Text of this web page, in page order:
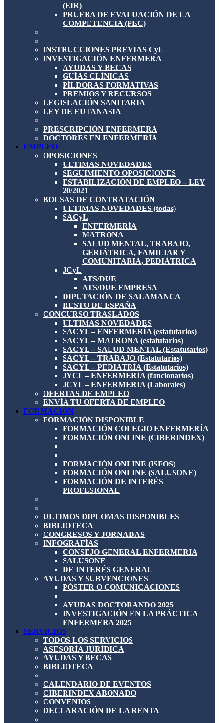
(EIR)
PRUEBA DE EVALUACIÓN DE LA
COMPETENCIA (PEC)
INSTRUCCIONES PREVIAS CyL
INVESTIGACIÓN ENFERMERA
AYUDAS Y BECAS
GUÍAS CLÍNICAS
PÍLDORAS FORMATIVAS
PREMIOS Y RECURSOS
LEGISLACIÓN SANITARIA
LEY DE EUTANASIA
PRESCRIPCIÓN ENFERMERA
DOCTORES EN ENFERMERÍA
EMPLEO
OPOSICIONES
ULTIMAS NOVEDADES
SEGUIMIENTO OPOSICIONES
ESTABILIZACIÓN DE EMPLEO – LEY
20/2021
BOLSAS DE CONTRATACIÓN
ULTIMAS NOVEDADES (todas)
SACyL
ENFERMERÍA
MATRONA
SALUD MENTAL, TRABAJO,
GERIÁTRICA, FAMILIAR Y
COMUNITARIA, PEDIÁTRICA
JCyL
ATS/DUE
ATS/DUE EMPRESA
DIPUTACIÓN DE SALAMANCA
RESTO DE ESPAÑA
CONCURSO TRASLADOS
ULTIMAS NOVEDADES
SACYL – ENFERMERÍA (estatutarios)
SACYL – MATRONA (estatutarios)
SACYL – SALUD MENTAL (Estatutarios)
SACYL – TRABAJO (Estatutarios)
SACYL – PEDIATRÍA (Estatutarios)
JYCL – ENFERMERÍA (funcionarios)
JCYL – ENFERMERIA (Laborales)
OFERTAS DE EMPLEO
ENVÍA TU OFERTA DE EMPLEO
FORMACIÓN
FORMACIÓN DISPONIBLE
FORMACIÓN COLEGIO ENFERMERÍA
FORMACIÓN ONLINE (CIBERINDEX)
FORMACIÓN ONLINE (ISFOS)
FORMACIÓN ONLINE (SALUSONE)
FORMACIÓN DE INTERÉS
PROFESIONAL
ÚLTIMOS DIPLOMAS DISPONIBLES
BIBLIOTECA
CONGRESOS Y JORNADAS
INFOGRAFÍAS
CONSEJO GENERAL ENFERMERIA
SALUSONE
DE INTERÉS GENERAL
AYUDAS Y SUBVENCIONES
PÓSTER O COMUNICACIONES
AYUDAS DOCTORANDO 2025
INVESTIGACIÓN EN LA PRÁCTICA
ENFERMERA 2025
SERVICIOS
TODOS LOS SERVICIOS
ASESORÍA JURÍDICA
AYUDAS Y BECAS
BIBLIOTECA
CALENDARIO DE EVENTOS
CIBERINDEX ABONADO
CONVENIOS
DECLARACIÓN DE LA RENTA